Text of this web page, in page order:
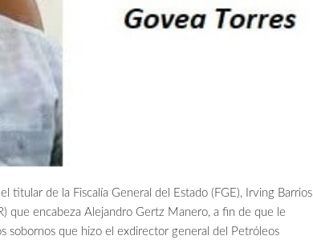
de la Fiscalía General del Estado (FGE), Irving Barrios
que encabeza Alejandro Gertz Manero, a fin de que le
sobornos que hizo el exdirector general del Petróleos